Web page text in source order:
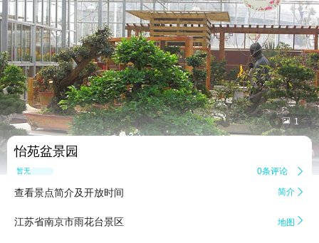
 1
怡苑盆景园
暂无点评 0条评论 
查看景点简介及开放时间 简介 
江苏省南京市雨花台景区 地图 
